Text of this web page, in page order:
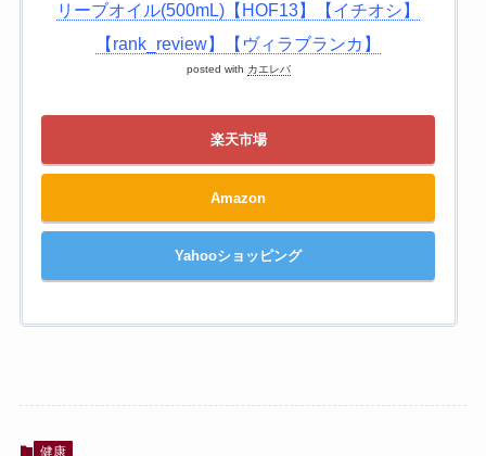
リーブオイル(500mL)【HOF13】【イチオシ】
【rank_review】【ヴィラブランカ】
posted with カエレバ
楽天市場
Amazon
Yahooショッピング
健康